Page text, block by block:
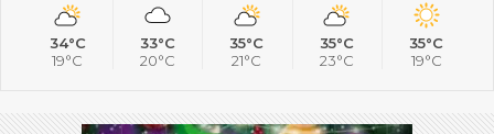
34°C
19°C
33°C
20°C
35°C
21°C
35°C
23°C
35°C
19°C